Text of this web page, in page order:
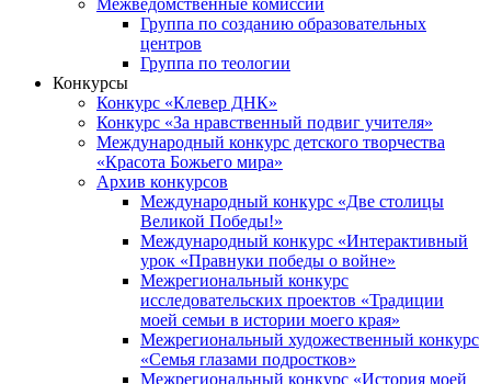
Межведомственные комиссии
Группа по созданию образовательных
центров
Группа по теологии
Конкурсы
Конкурс «Клевер ДНК»
Конкурс «За нравственный подвиг учителя»
Международный конкурс детского творчества
«Красота Божьего мира»
Архив конкурсов
Международный конкурс «Две столицы
Великой Победы!»
Международный конкурс «Интерактивный
урок «Правнуки победы о войне»
Межрегиональный конкурс
исследовательских проектов «Традиции
моей семьи в истории моего края»
Межрегиональный художественный конкурс
«Семья глазами подростков»
Межрегиональный конкурс «История моей